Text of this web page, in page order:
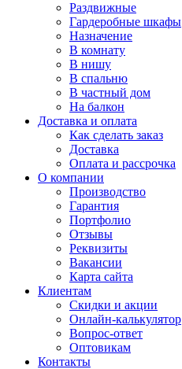
Раздвижные
Гардеробные шкафы
Назначение
В комнату
В нишу
В спальню
В частный дом
На балкон
Доставка и оплата
Как сделать заказ
Доставка
Оплата и рассрочка
О компании
Производство
Гарантия
Портфолио
Отзывы
Реквизиты
Вакансии
Карта сайта
Клиентам
Скидки и акции
Онлайн-калькулятор
Вопрос-ответ
Оптовикам
Контакты